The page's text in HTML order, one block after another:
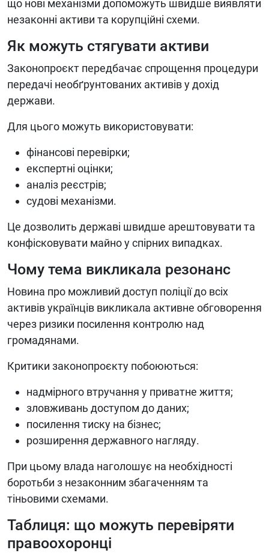
що нові механізми допоможуть швидше виявляти
незаконні активи та корупційні схеми.
Як можуть стягувати активи
Законопроєкт передбачає спрощення процедури
передачі необґрунтованих активів у дохід
держави.
Для цього можуть використовувати:
фінансові перевірки;
експертні оцінки;
аналіз реєстрів;
судові механізми.
Це дозволить державі швидше арештовувати та
конфісковувати майно у спірних випадках.
Чому тема викликала резонанс
Новина про можливий доступ поліції до всіх
активів українців викликала активне обговорення
через ризики посилення контролю над
громадянами.
Критики законопроєкту побоюються:
надмірного втручання у приватне життя;
зловживань доступом до даних;
посилення тиску на бізнес;
розширення державного нагляду.
При цьому влада наголошує на необхідності
боротьби з незаконним збагаченням та
тіньовими схемами.
Таблиця: що можуть перевіряти
правоохоронці